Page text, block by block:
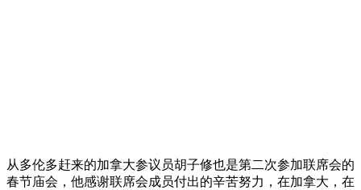
从多伦多赶来的加拿大参议员胡子修也是第二次参加联席会的
春节庙会，他感谢联席会成员付出的辛苦努力，在加拿大，在